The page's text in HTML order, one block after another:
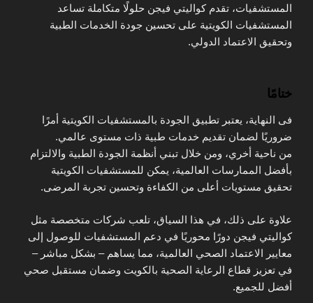
المستشفيات، تقدم كواليتي فيجن حلولًا متكاملة تساعد
المستشفيات الكويتية على تحسين جودة الخدمات الطبية
وتحقيق الاعتماد الدولي.
ختامًا
فى النهاية، يعتبر تطبيق الجودة بالمستشفيات الكويتية أمرًا
ضروريًا لضمان تقديم خدمات طبية ذات مستوى عالمي.
من ناحية أخري، ومن خلال تبني أنظمة الجودة الطبية والالتزام
بأفضل الممارسات العالمية، يمكن للمستشفيات الكويتية
تحقيق مستويات أعلى من الكفاءة وتحسين تجربة المرضى.
علاوة على ذلك، في هذا السياق، تلعب شركات متخصصة مثل
كواليتي فيجن دورًا محوريًا في دعم المستشفيات للوصول إلى
معايير الاعتماد الصحي العالمية، مما يساهم – بشكل مباشر –
في تعزيز قطاع الرعاية الصحية بالكويت وضمان مستقبل صحي
أفضل للجميع.